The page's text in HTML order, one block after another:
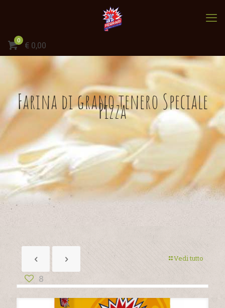
0 € 0,00
Farina di grano tenero Speciale
Pizza
Vedi tutto
8